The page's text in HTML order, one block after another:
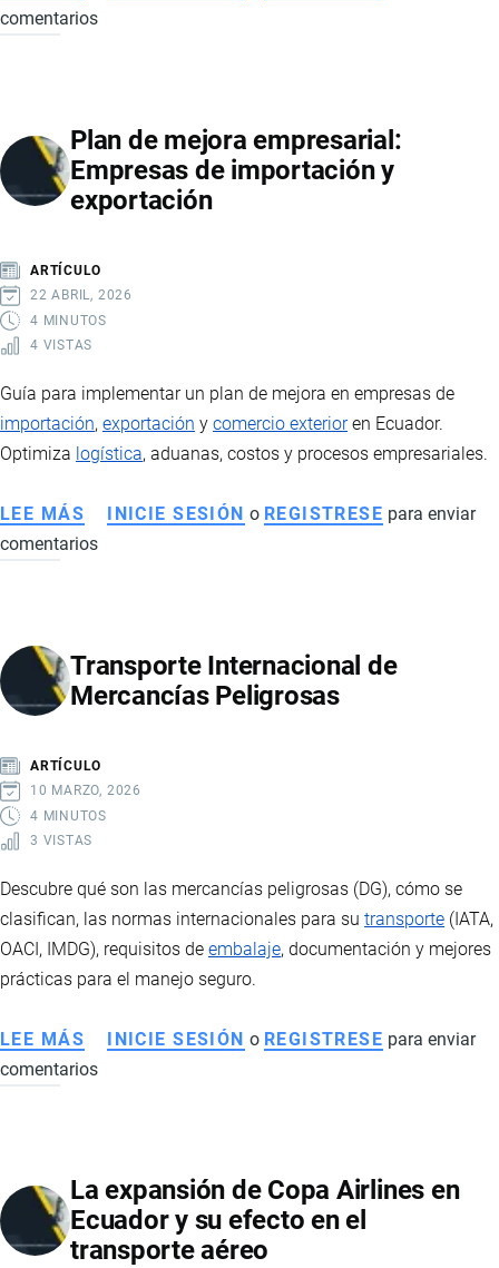
COMPETITIVIDAD,
LA
IMAGEN
PAÍS
LEY
DE
EFICIENCIA
GENERACIÓN
DE
comentarios
Plan de mejora empresarial:
Empresas de importación y
exportación
ARTÍCULO
22 ABRIL, 2026
4 MINUTOS
4 VISTAS
Guía para implementar un plan de mejora en empresas de
importación, exportación y comercio exterioren Ecuador.
Optimiza logística, aduanas, costos y procesos empresariales.
LEE MÁS SOBRE
PLAN
EMPRESAS
DE
EXPORTACIÓN
INICIE SESIÓN o REGISTRESE para enviar
comentarios
Transporte Internacional de
Mercancías Peligrosas
ARTÍCULO
10 MARZO, 2026
4 MINUTOS
3 VISTAS
Descubre qué son las mercancías peligrosas (DG), cómo se
clasifican, las normas internacionales para su transporte (IATA,
OACI, IMDG), requisitos de embalaje, documentación y mejores
prácticas para el manejo seguro.
LEE MÁS SOBRE
TRANSPORTE
PELIGROSAS
INICIE SESIÓN o REGISTRESE para enviar
comentarios
La expansión de Copa Airlines en
Ecuador y su efecto en el
transporte aéreo